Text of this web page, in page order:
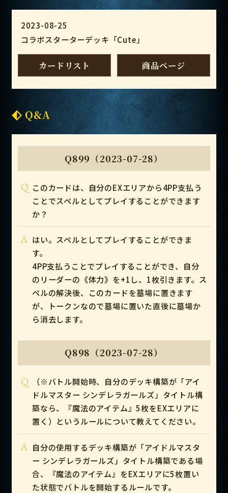
2023-08-25
コラボスターターデッキ「Cute」
カードリスト 商品ページ
Q&A
Q899（2023-07-28）
Q このカードは、自分のEXエリアから4PP支払う
ことでスペルとしてプレイすることができます
か？
A はい。スペルとしてプレイすることができま
す。
4PP支払うことでプレイすることができ、自分
のリーダーの《体力》を+1し、1枚引きます。ス
ペルの解決後、このカードを墓場に置きます
が、トークンなので墓場に置いた直後に墓場か
ら消去します。
Q898（2023-07-28）
Q
（※バトル開始時、自分のデッキ構築が「アイ
ドルマスター シンデレラガールズ」タイトル構
築なら、『魔法のアイテム』5枚をEXエリアに
置く）というルールについて教えてください。
A 自分の使用するデッキ構築が「アイドルマスタ
ー シンデレラガールズ」タイトル構築である場
合、『魔法のアイテム』をEXエリアに5枚置い
た状態でバトルを開始するルールです。